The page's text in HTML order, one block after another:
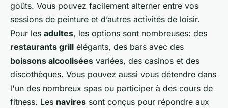
goûts. Vous pouvez facilement alterner entre vos
sessions de peinture et d’autres activités de loisir.
Pour les adultes, les options sont nombreuses: des
restaurants grill élégants, des bars avec des
boissons alcoolisées variées, des casinos et des
discothèques. Vous pouvez aussi vous détendre dans
l'un des nombreux spas ou participer à des cours de
fitness. Les navires sont conçus pour répondre aux